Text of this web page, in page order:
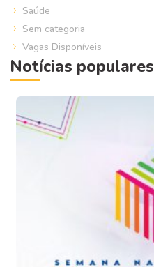
Saúde
Sem categoria
Vagas Disponíveis
Notícias populares